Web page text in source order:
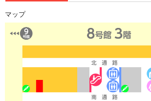
マップ